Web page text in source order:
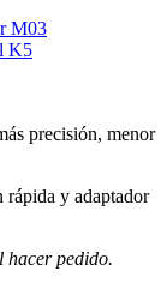
M03
K5
precisión, menor
rápida y adaptador
hacer pedido.